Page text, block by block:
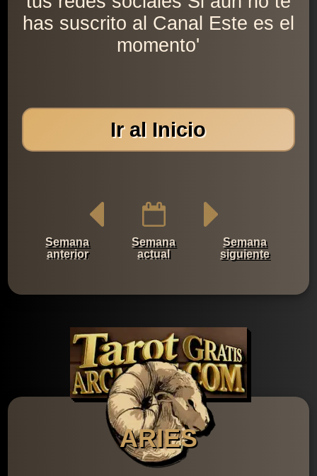
has suscrito al Canal Este es el
momento'
Ir al Inicio
Semana
anterior
Semana
actual
Semana
siguiente
ARIES